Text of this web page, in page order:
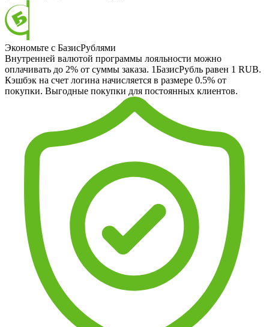
Экономьте с БазисРублями
Внутренней валютой программы лояльности можно
оплачивать до 2% от суммы заказа. 1БазисРубль равен 1 RUB.
Кэшбэк на счет логина начисляется в размере 0.5% от
покупки. Выгодные покупки для постоянных клиентов.